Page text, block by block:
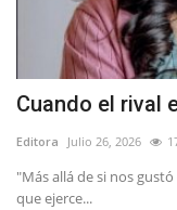
Cuando el rival
Editora Julio 26, 2026
"Más allá de si nos
que ejerce...